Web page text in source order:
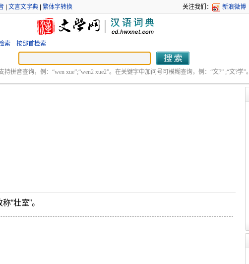
| 文言文字典| 繁体字转换 关注我们： 新浪微博
索 按部首检索
持拼音查询，例：“wen xue”;“wen2 xue2”。在关键字中加问号可模糊查询，例：“文?” ;“文?学”。
“壮室”。